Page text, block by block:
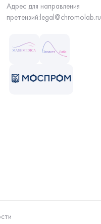
Адрес для направления
претензий:legal@chromolab.ru